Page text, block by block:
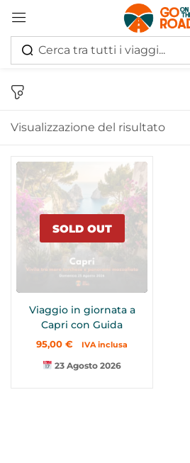
Visualizzazione del risultato
SOLD OUT
Viaggio in giornata a
Capri con Guida
95,00 € IVA inclusa
23 Agosto 2026
Accedi
Ricordati di me
Log in